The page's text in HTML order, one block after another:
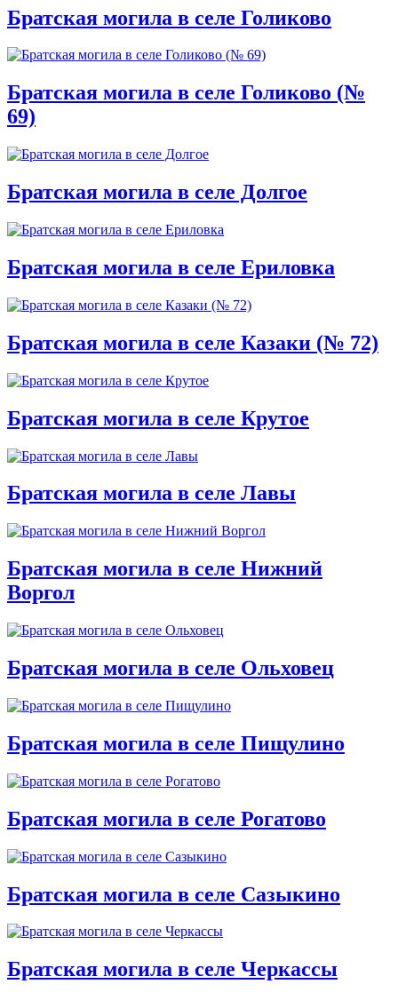
Братская могила в селе Голиково
Братская могила в селе Голиково (№
69)
Братская могила в селе Долгое
Братская могила в селе Ериловка
Братская могила в селе Казаки (№ 72)
Братская могила в селе Крутое
Братская могила в селе Лавы
Братская могила в селе Нижний
Воргол
Братская могила в селе Ольховец
Братская могила в селе Пищулино
Братская могила в селе Рогатово
Братская могила в селе Сазыкино
Братская могила в селе Черкассы